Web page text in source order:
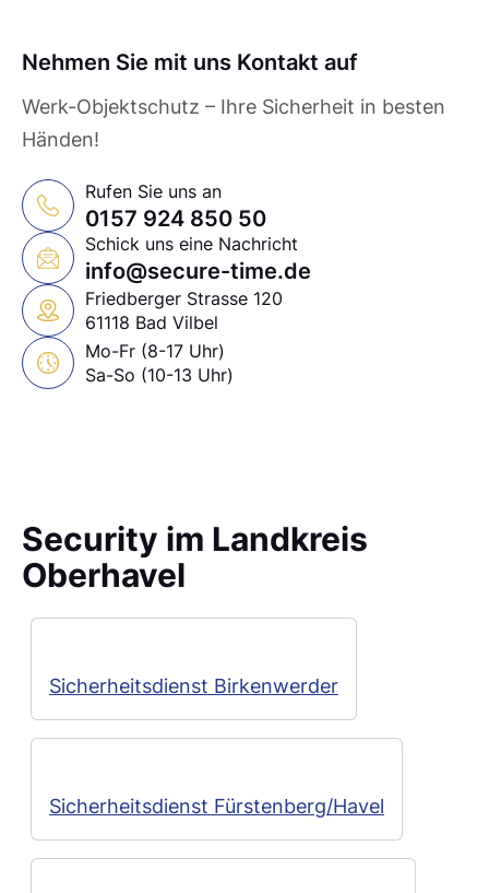
Nehmen Sie mit uns Kontakt auf
Werk-Objektschutz – Ihre Sicherheit in besten
Händen!
Rufen Sie uns an
0157 924 850 50
Schick uns eine Nachricht
info@secure-time.de
Friedberger Strasse 120
61118 Bad Vilbel
Mo-Fr (8-17 Uhr)
Sa-So (10-13 Uhr)
Security im Landkreis
Oberhavel
Sicherheitsdienst Birkenwerder
Sicherheitsdienst Fürstenberg/Havel